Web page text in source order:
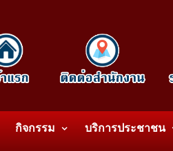
กิจกรรม บริการประชาชน